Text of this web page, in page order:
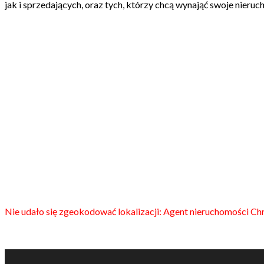
jak i sprzedających, oraz tych, którzy chcą wynająć swoje
Nie udało się zgeokodować lokalizacji: Agent nieruchomości